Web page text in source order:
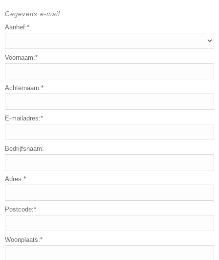
Gegevens e-mail
Aanhef:*
Voornaam:*
Achternaam:*
E-mailadres:*
Bedrijfsnaam:
Adres:*
Postcode:*
Woonplaats:*